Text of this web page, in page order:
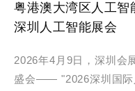
粤港澳大湾区人工智
深圳人工智能展会
2026年4月9日，深圳会
盛会—— "2026深圳国际